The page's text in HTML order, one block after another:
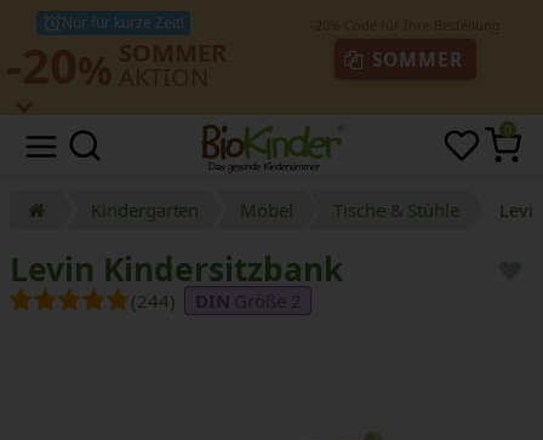
Nur für kurze Zeit!
SOMMER
0
Kindergarten Möbel Tische & Stühle
Levin Kindersitzbank
(244) Größe 2